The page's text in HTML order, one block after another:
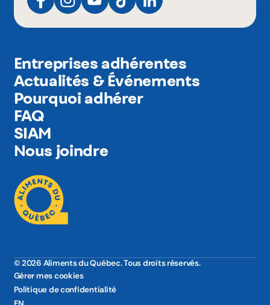
Entreprises adhérentes
Actualités & Événements
Pourquoi adhérer
FAQ
SIAM
Nous joindre
© 2026 Aliments du Québec. Tous droits réservés.
Gérer mes cookies
Politique de confidentialité